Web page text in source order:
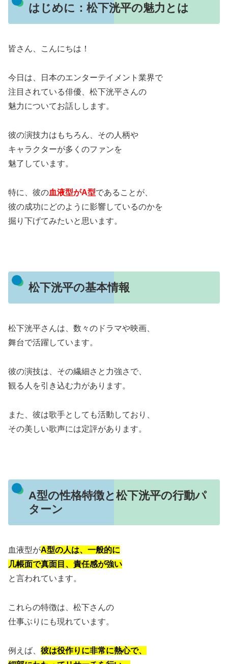
はじめに：松下洸平の魅力とは
皆さん、こんにちは！
今日は、日本のエンターテイメント業界で
注目されている俳優、松下洸平さんの
魅力についてお話しします。
彼の演技力はもちろん、その人柄や
キャラクターが多くのファンを
魅了しています。
特に、彼の血液型がA型であることが、
彼の成功にどのように影響しているのかを
掘り下げてみたいと思います。
松下洸平の基本情報
松下洸平さんは、数々のドラマや映画、
舞台で活躍しています。
彼の演技は、その繊細さと力強さで、
観る人を引き込む力があります。
また、彼は歌手としても活動しており、
その美しい歌声には定評があります。
A型の性格特徴と松下洸平の行動パ
ターン
血液型がA型の人は、一般的に
几帳面で真面目、責任感が強い
と言われています。
これらの特徴は、松下さんの
仕事ぶりにも現れています。
例えば、 彼は役作りに非常に熱心で、